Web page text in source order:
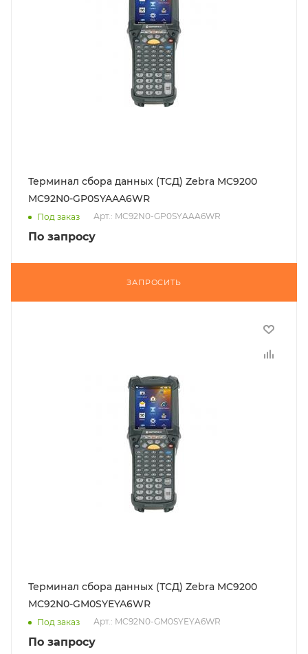
Терминал сбора данных (ТСД) Zebra MC9200
MC92N0-GP0SYAAA6WR
Под заказ Арт.: MC92N0-GP0SYAAA6WR
По запросу
ЗАПРОСИТЬ
Терминал сбора данных (ТСД) Zebra MC9200
MC92N0-GM0SYEYA6WR
Под заказ Арт.: MC92N0-GM0SYEYA6WR
По запросу